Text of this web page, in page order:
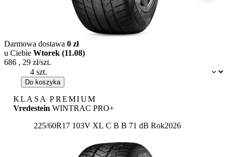
Dostępność:
Darmowa dostawa 0 zł
u Ciebie Wtorek (11.08)
686 , 29 zł/szt.
Do koszyka
KLASA PREMIUM
Vredestein WINTRAC PRO+
225/60R17 103V XL Etykieta:
C B B 71 dB Rok2026